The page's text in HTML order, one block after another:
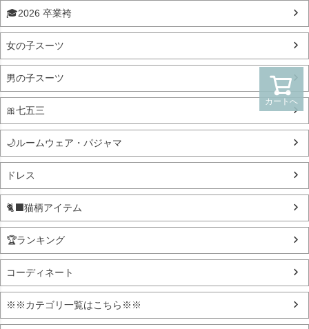
カートへ
🎓2026 卒業袴
女の子スーツ
男の子スーツ
🎀七五三
🌙ルームウェア・パジャマ
ドレス
🐈‍⬛猫柄アイテム
🏆ランキング
コーディネート
※※カテゴリ一覧はこちら※※